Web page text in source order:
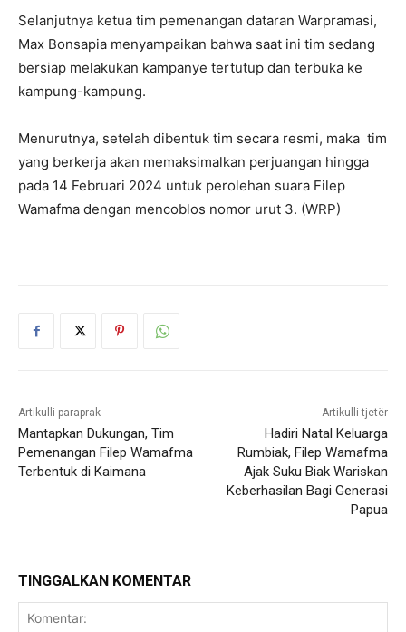
Selanjutnya ketua tim pemenangan dataran Warpramasi,
Max Bonsapia menyampaikan bahwa saat ini tim sedang
bersiap melakukan kampanye tertutup dan terbuka ke
kampung-kampung.
Menurutnya, setelah dibentuk tim secara resmi, maka tim
yang berkerja akan memaksimalkan perjuangan hingga
pada 14 Februari 2024 untuk perolehan suara Filep
Wamafma dengan mencoblos nomor urut 3. (WRP)
Artikulli paraprak
Mantapkan Dukungan, Tim
Pemenangan Filep Wamafma
Terbentuk di Kaimana
Artikulli tjetër
Hadiri Natal Keluarga
Rumbiak, Filep Wamafma
Ajak Suku Biak Wariskan
Keberhasilan Bagi Generasi
Papua
TINGGALKAN KOMENTAR